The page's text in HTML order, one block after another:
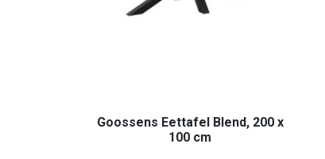
Goossens Eettafel Blend, 200 x
100 cm